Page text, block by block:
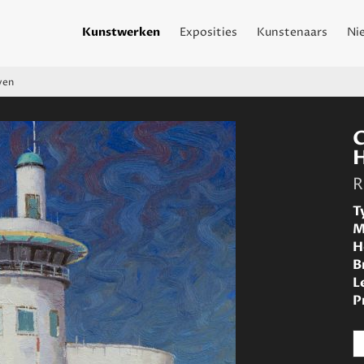
Kunstwerken Exposities Kunstenaars